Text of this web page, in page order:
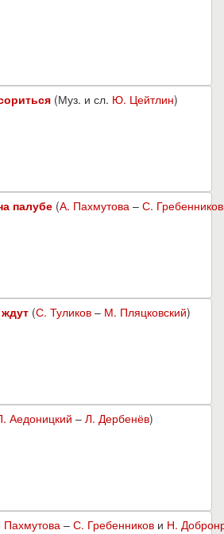
(Муз. и сл. Ю. Цейтлин)
палубе (А. Пахмутова – С. Гребенников
(С. Туликов – М. Пляцковский)
Аедоницкий – Л. Дербенёв)
Пахмутова – С. Гребенников и Н.